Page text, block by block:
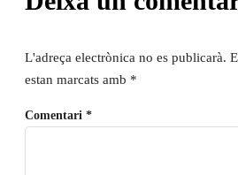
L'adreça electrònica no es publicarà.
estan marcats amb *
Comentari *